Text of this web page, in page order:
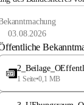
03.08.2026
1 Seite•0,1 MB